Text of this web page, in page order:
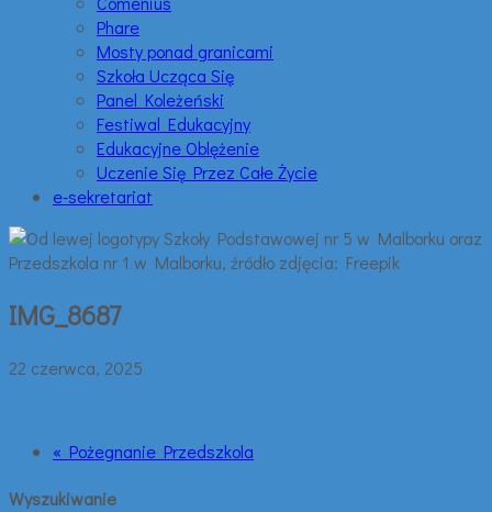
Phare
Mosty ponad granicami
Szkoła Ucząca Się
Panel Koleżeński
Festiwal Edukacyjny
Edukacyjne Oblężenie
Uczenie Się Przez Całe Życie
e-sekretariat
IMG_8687
22 czerwca, 2025
« Pożegnanie Przedszkola
Wyszukiwanie